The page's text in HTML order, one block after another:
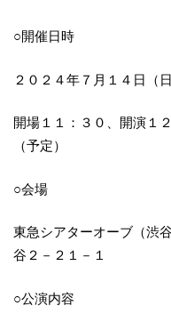
○開催日時
２０２４年７月１４日（日
開場１１：３０、開演１
（予定）
○会場
東急シアターオーブ（渋
谷２－２１－１
○公演内容